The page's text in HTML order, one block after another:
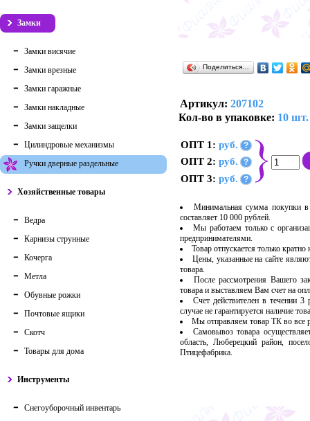
Замки
Замки висячие
Замки врезные
Замки гаражные
Замки накладные
Замки защелки
Цилиндровые механизмы
Ручки дверные раздельные
Хозяйственные товары
Ведра
Карнизы струнные
Кочерга
Метла
Обувные рожки
Почтовые ящики
Скотч
Товары для дома
Инструменты
Снегоуборочный инвентарь
Поделиться…
Артикул: 207102
Кол-во в упаковке: 10 шт.
ОПТ 1: руб. ?
ОПТ 2: руб. ?
ОПТ 3: руб. ?
Минимальная сумма покупки в
составляет 10 000 рублей.
Мы работаем только с
предпринимателями.
Товар отпускается только
Цены, указанные на сайте
товара.
После рассмотрения Вашего
товара и выставляем Вам счет на
Счет действителен в течении
случае не гарантируется наличие
Мы отправляем товар ТК во
Самовывоз товара
область, Люберецкий район,
Птицефабрика.